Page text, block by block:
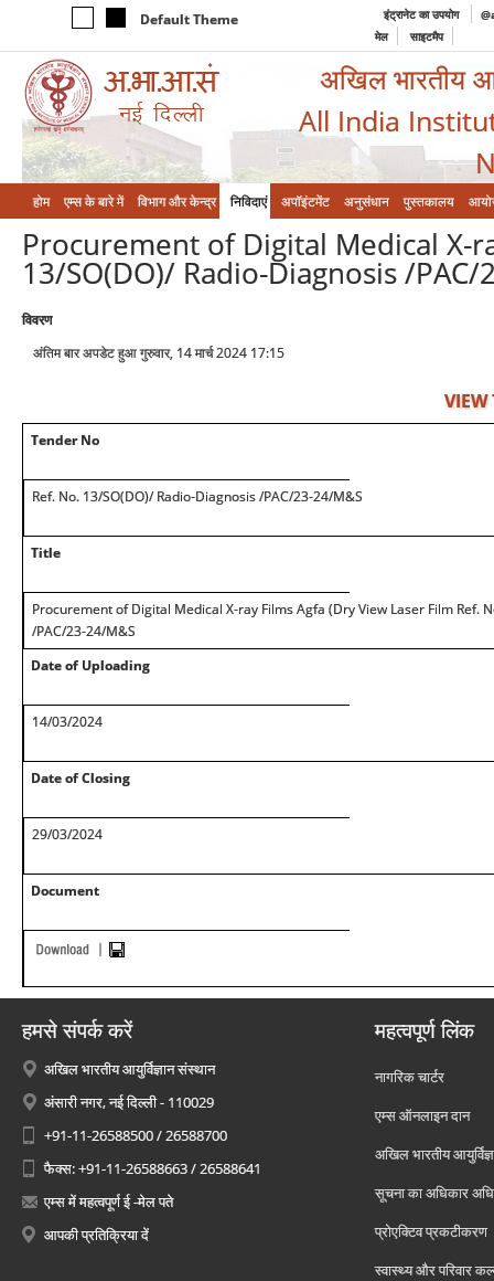
Default Theme इंट्रानेट का उपयोग
मेल
साइटमैप
अखिल भारतीय
All India
होम एम्‍स के बारे में विभाग और केन्‍द्र निविदाएं अपॉइंटमेंट अनुसंधान पुस्तकालय
Procurement of Digital Medical X-
13/SO(DO)/ Radio-Diagnosis /PAC/
विवरण
अंतिम बार अपडेट हुआ गुरुवार, 14 मार्च 2024 17:15
VIEW
Tender No
Ref. No. 13/SO(DO)/ Radio-Diagnosis /PAC/23-24/M&S
Title
Procurement of Digital Medical X-ray Films Agfa (Dry View Laser Film Ref.
/PAC/23-24/M&S
Date of Uploading
14/03/2024
Date of Closing
29/03/2024
Document
हमसे संपर्क करें
अखिल भारतीय आयुर्विज्ञान संस्थान
अंसारी नगर, नई दिल्ली - 110029
+91-11-26588500 / 26588700
फैक्स: +91-11-26588663 / 26588641
एम्स में महत्वपूर्ण ई -मेल पते
आपकी प्रतिक्रिया दें
महत्वपूर्ण लिंक
नागरिक चार्टर
एम्स ऑनलाइन दान
अखिल भारतीय
सूचना का अधिकार
प्रोएक्टिव प्रकटीकरण
स्वास्थ्य और परिवार